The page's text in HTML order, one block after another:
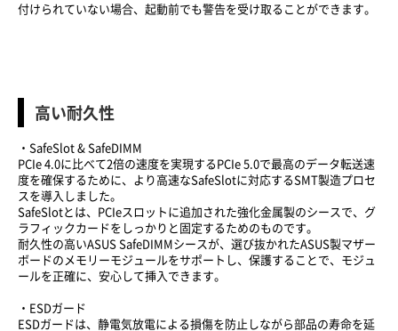
付けられていない場合、起動前でも警告を受け取ることができます。
高い耐久性
・​SafeSlot & SafeDIMM
PCIe 4.0に比べて2倍の速度を実現するPCIe 5.0で最高のデータ転送速
度を確保するために、より高速なSafeSlotに対応するSMT製造プロセ
スを導入しました。
SafeSlotとは、PCIeスロットに追加された強化金属製のシースで、グ
ラフィックカードをしっかりと固定するためのものです。
耐久性の高いASUS SafeDIMMシースが、選び抜かれたASUS製マザー
ボードのメモリーモジュールをサポートし、保護することで、モジュ
ールを正確に、安心して挿入できます。
・ESDガード
ESDガードは、静電気放電による損傷を防止しながら部品の寿命を延